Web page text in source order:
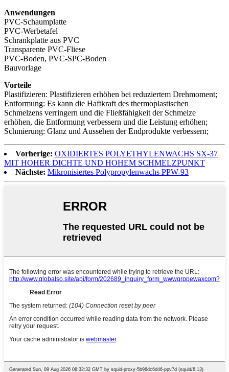
Anwendungen
PVC-Schaumplatte
PVC-Werbetafel
Schrankplatte aus PVC
Transparente PVC-Fliese
PVC-Boden, PVC-SPC-Boden
Bauvorlage
Vorteile
Plastifizieren: Plastifizieren erhöhen bei reduziertem Drehmoment;
Entformung: Es kann die Haftkraft des thermoplastischen
Schmelzens verringern und die Fließfähigkeit der Schmelze
erhöhen, die Entformung verbessern und die Leistung erhöhen;
Schmierung: Glanz und Aussehen der Endprodukte verbessern;
Vorherige: OXIDIERTES POLYETHYLENWACHS SX-37
MIT HOHER DICHTE UND HOHEM SCHMELZPUNKT
Nächste: Mikronisiertes Polypropylenwachs PPW-93